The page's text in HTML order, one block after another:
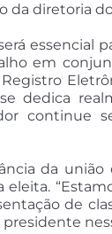
da diretoria
essencial
em
dedica
continue
da união
eleita.
de